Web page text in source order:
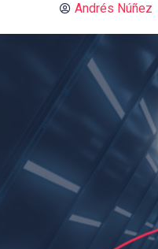
Andrés Núñez